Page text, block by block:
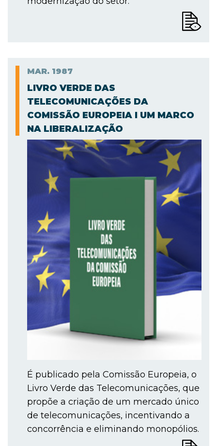
MAR. 1987
LIVRO VERDE DAS
TELECOMUNICAÇÕES DA
COMISSÃO EUROPEIA I UM MARCO
NA LIBERALIZAÇÃO
É publicado pela Comissão Europeia, o
Livro Verde das Telecomunicações, que
propõe a criação de um mercado único
de telecomunicações, incentivando a
concorrência e eliminando monopólios.